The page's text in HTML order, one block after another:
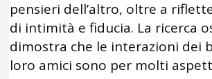
pensieri dell’altro, oltre a
di intimità e fiducia. La ricerca
dimostra che le interazioni dei
loro amici sono per molti